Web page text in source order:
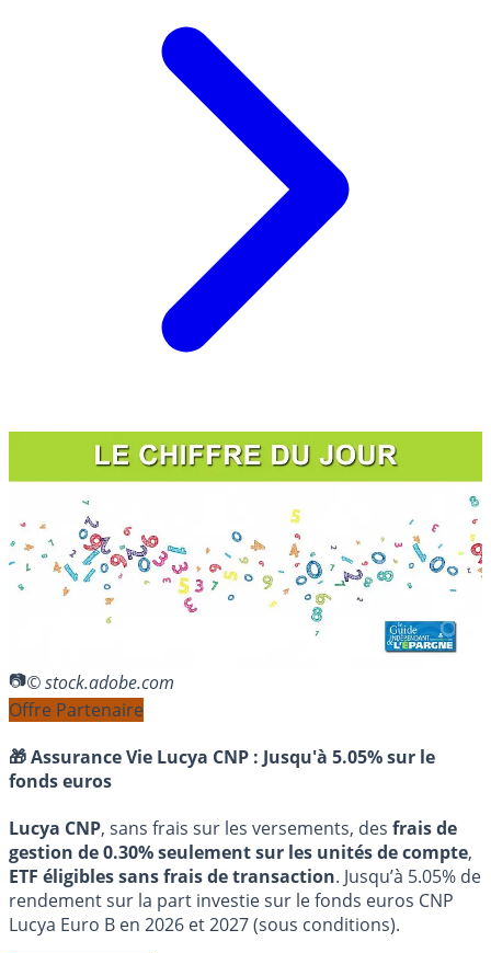
© stock.adobe.com
Offre Partenaire
🎁 Assurance Vie Lucya CNP : Jusqu'à 5.05% sur le
fonds euros
Lucya CNP, sans frais sur les versements, des frais de
gestion de 0.30% seulement sur les unités de compte,
ETF éligibles sans frais de transaction. Jusqu’à 5.05% de
rendement sur la part investie sur le fonds euros CNP
Lucya Euro B en 2026 et 2027 (sous conditions).